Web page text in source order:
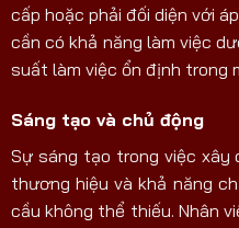
cấp hoặc phải đối diện với
cần có khả năng làm việc
suất làm việc ổn định trong
Sáng tạo và chủ động
Sự sáng tạo trong việc xây
thương hiệu và khả năng
cầu không thể thiếu. Nhân